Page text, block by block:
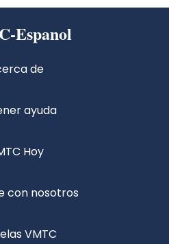
Espanol
de
ayuda
Hoy
con nosotros
VMTC